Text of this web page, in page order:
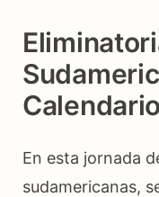
En esta jornada
sudamericanas,